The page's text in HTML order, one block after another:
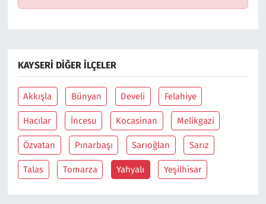
KAYSERI DIĞER İLÇELER
Akkışla Bünyan Develi Felahiye
Hacılar İncesu Kocasinan Melikgazi
Özvatan Pınarbaşı Sarıoğlan Sarız
Talas Tomarza Yahyalı Yeşilhisar
Süleymanpaşa